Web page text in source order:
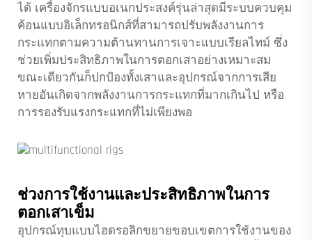
ได้ เครื่องจักรแบบอเนกประสงค์รุ่นล่าสุดมีระบบควบคุม
ค้อนแบบอิเล็กทรอนิกส์ที่สามารถปรับพลังงานการ
กระแทกตามความต้านทานการเจาะแบบเรียลไทม์ ซึ่ง
ช่วยเพิ่มประสิทธิภาพในการตอกเสาอย่างเหมาะสม
ขณะเดียวกันก็ปกป้องทั้งเสาและอุปกรณ์จากการเสีย
หายอันเกิดจากพลังงานการกระแทกที่มากเกินไป หรือ
การรองรับแรงกระแทกที่ไม่เพียงพอ
ช่วงการใช้งานและประสิทธิภาพในการ
ตอกเสาเข็ม
อุปกรณ์ทุบแบบไฮดรอลิกขยายขอบเขตการใช้งานของ